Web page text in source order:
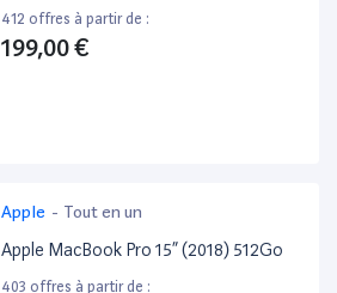
412 offres à partir de :
199,00 €
Apple - Tout en un
Apple MacBook Pro 15” (2018) 512Go
403 offres à partir de :